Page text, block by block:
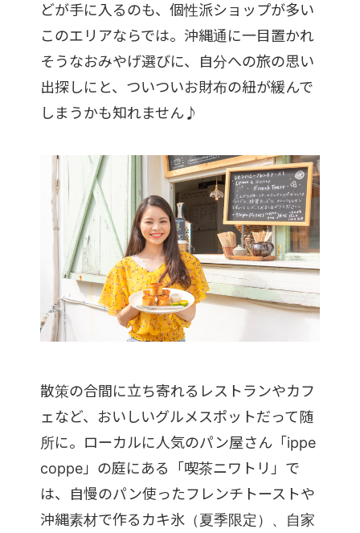
どが手に入るのも、個性派ショップが多い
このエリアならでは。沖縄通に一目置かれ
そうなおみやげ選びに、自分への旅の思い
出探しにと、ついついお財布の紐が緩んで
しまうかも知れません♪
散策の合間に立ち寄れるレストランやカフ
ェなど、おいしいグルメスポットだって随
所に。ローカルに人気のパン屋さん「ippe
coppe」の庭にある「喫茶ニワトリ」で
は、自慢のパン使ったフレンチトーストや
沖縄素材で作るカキ氷（夏季限定）、自家